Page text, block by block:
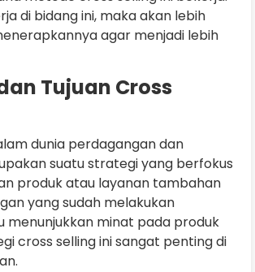
di bidang ini, maka akan lebih
agar menjadi lebih
Tujuan Cross
dunia perdagangan dan
suatu strategi yang berfokus
produk atau layanan tambahan
yang sudah melakukan
menunjukkan minat pada produk
cross selling ini sangat penting di